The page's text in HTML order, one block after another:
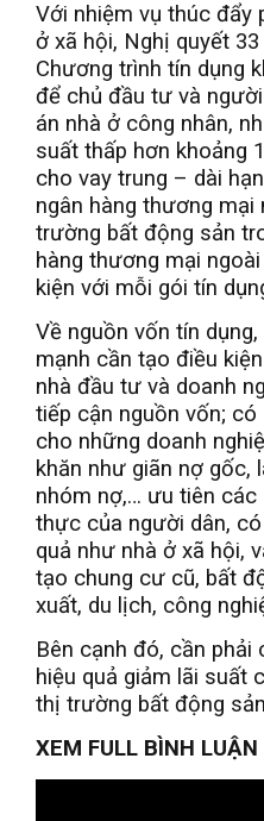
Với nhiệm vụ thúc đẩy
ở xã hội, Nghị quyết
Chương trình tín dụng
để chủ đầu tư và
án nhà ở công nhân,
suất thấp hơn khoảng
cho vay trung – dài
ngân hàng thương
trường bất động sản
hàng thương mại
kiện với mỗi gói tín
Về nguồn vốn tín
mạnh cần tạo điều
nhà đầu tư và doanh
tiếp cận nguồn vốn;
cho những doanh
khăn như giãn nợ gốc,
nhóm nợ,… ưu tiên
thực của người dân,
quả như nhà ở xã hội,
tạo chung cư cũ, bất
xuất, du lịch, công
Bên cạnh đó, cần phải
hiệu quả giảm lãi suất
thị trường bất động
XEM FULL BÌNH